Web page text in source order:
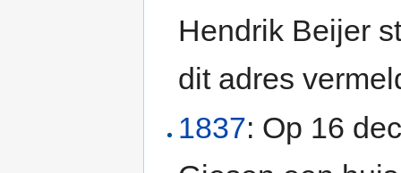
Hendrik Beijer
dit adres
1837: Op 16